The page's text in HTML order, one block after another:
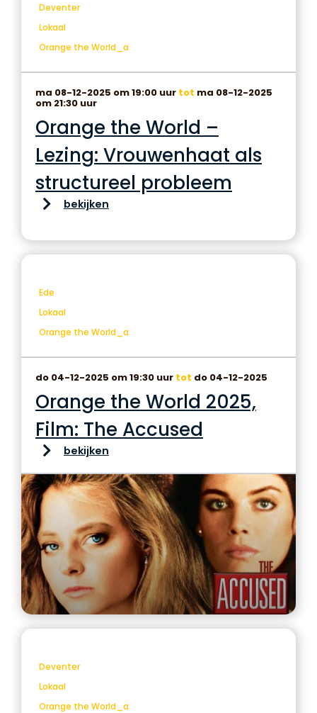
Deventer
Lokaal
Orange the World_a
ma 08-12-2025 om 19:00 uur tot ma 08-12-2025
om 21:30 uur
Orange the World –
Lezing: Vrouwenhaat als
structureel probleem
bekijken
Ede
Lokaal
Orange the World_a
do 04-12-2025 om 19:30 uur tot do 04-12-2025
Orange the World 2025,
Film: The Accused
bekijken
Deventer
Lokaal
Orange the World_a